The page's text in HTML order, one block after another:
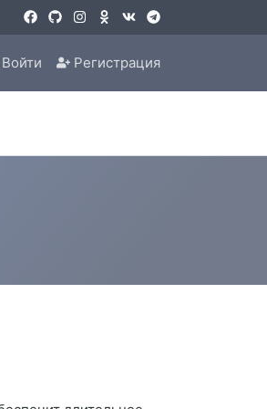
Войти Регистрация